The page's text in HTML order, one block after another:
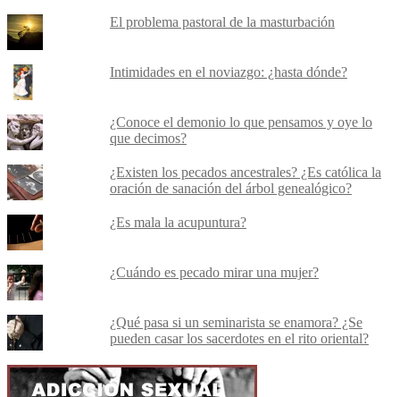
El problema pastoral de la masturbación
Intimidades en el noviazgo: ¿hasta dónde?
¿Conoce el demonio lo que pensamos y oye lo
que decimos?
¿Existen los pecados ancestrales? ¿Es católica la
oración de sanación del árbol genealógico?
¿Es mala la acupuntura?
¿Cuándo es pecado mirar una mujer?
¿Qué pasa si un seminarista se enamora? ¿Se
pueden casar los sacerdotes en el rito oriental?